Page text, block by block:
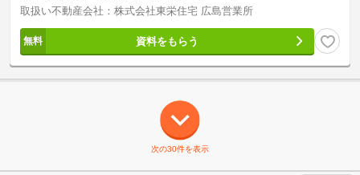
取扱い不動産会社：株式会社東栄住宅 広島営業所
資料をもらう
次の30件を表示